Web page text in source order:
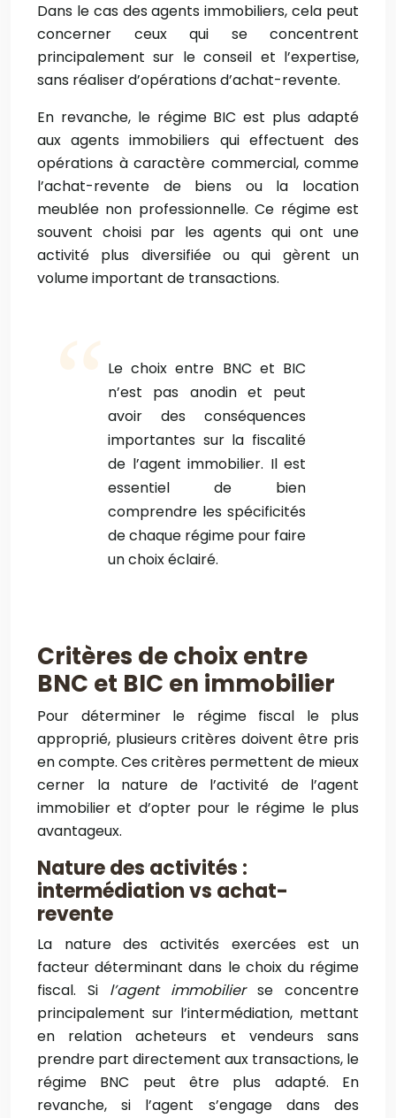
Dans le cas des agents immobiliers, cela peut
concerner ceux qui se concentrent
principalement sur le conseil et l’expertise,
sans réaliser d’opérations d’achat-revente.
En revanche, le régime BIC est plus adapté
aux agents immobiliers qui effectuent des
opérations à caractère commercial, comme
l’achat-revente de biens ou la location
meublée non professionnelle. Ce régime est
souvent choisi par les agents qui ont une
activité plus diversifiée ou qui gèrent un
volume important de transactions.
Le choix entre BNC et BIC
n’est pas anodin et peut
avoir des conséquences
importantes sur la fiscalité
de l’agent immobilier. Il est
essentiel de bien
comprendre les spécificités
de chaque régime pour faire
un choix éclairé.
Critères de choix entre
BNC et BIC en immobilier
Pour déterminer le régime fiscal le plus
approprié, plusieurs critères doivent être pris
en compte. Ces critères permettent de mieux
cerner la nature de l’activité de l’agent
immobilier et d’opter pour le régime le plus
avantageux.
Nature des activités :
intermédiation vs achat-
revente
La nature des activités exercées est un
facteur déterminant dans le choix du régime
fiscal. Si l’agent immobilierse concentre
principalement sur l’intermédiation, mettant
en relation acheteurs et vendeurs sans
prendre part directement aux transactions, le
régime BNC peut être plus adapté. En
revanche, si l’agent s’engage dans des